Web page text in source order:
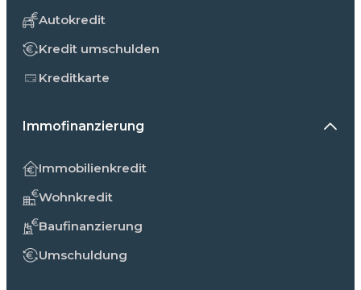
Autokredit
Kredit umschulden
Kreditkarte
Immofinanzierung
Immobilienkredit
Wohnkredit
Baufinanzierung
Umschuldung